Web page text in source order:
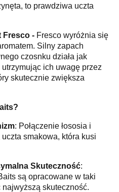
to prawdziwa uczta
Fresco - Fresco wyróżnia się
Silny zapach
czosnku działa jak
ich uwagę przez
skutecznie zwiększa
: Połączenie łososia i
smakowa, która kusi
Skuteczność:
są opracowane w taki
skuteczność.